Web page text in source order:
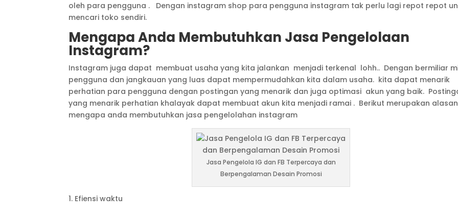
oleh para pengguna . Dengan instagram shop para pengguna instagram tak perlu lagi repot repot
mencari toko sendiri.
Mengapa Anda Membutuhkan Jasa Pengelolaan
Instagram?
Instagram juga dapat membuat usaha yang kita jalankan menjadi terkenal lohh.. Dengan bermiliar
pengguna dan jangkauan yang luas dapat mempermudahkan kita dalam usaha. kita dapat menarik
perhatian para pengguna dengan postingan yang menarik dan juga optimasi akun yang baik.
yang menarik perhatian khalayak dapat membuat akun kita menjadi ramai . Berikut merupakan alasan
mengapa anda membutuhkan jasa pengelolahan instagram
Jasa Pengelola IG dan FB Terpercaya dan
Berpengalaman Desain Promosi
Efiensi waktu